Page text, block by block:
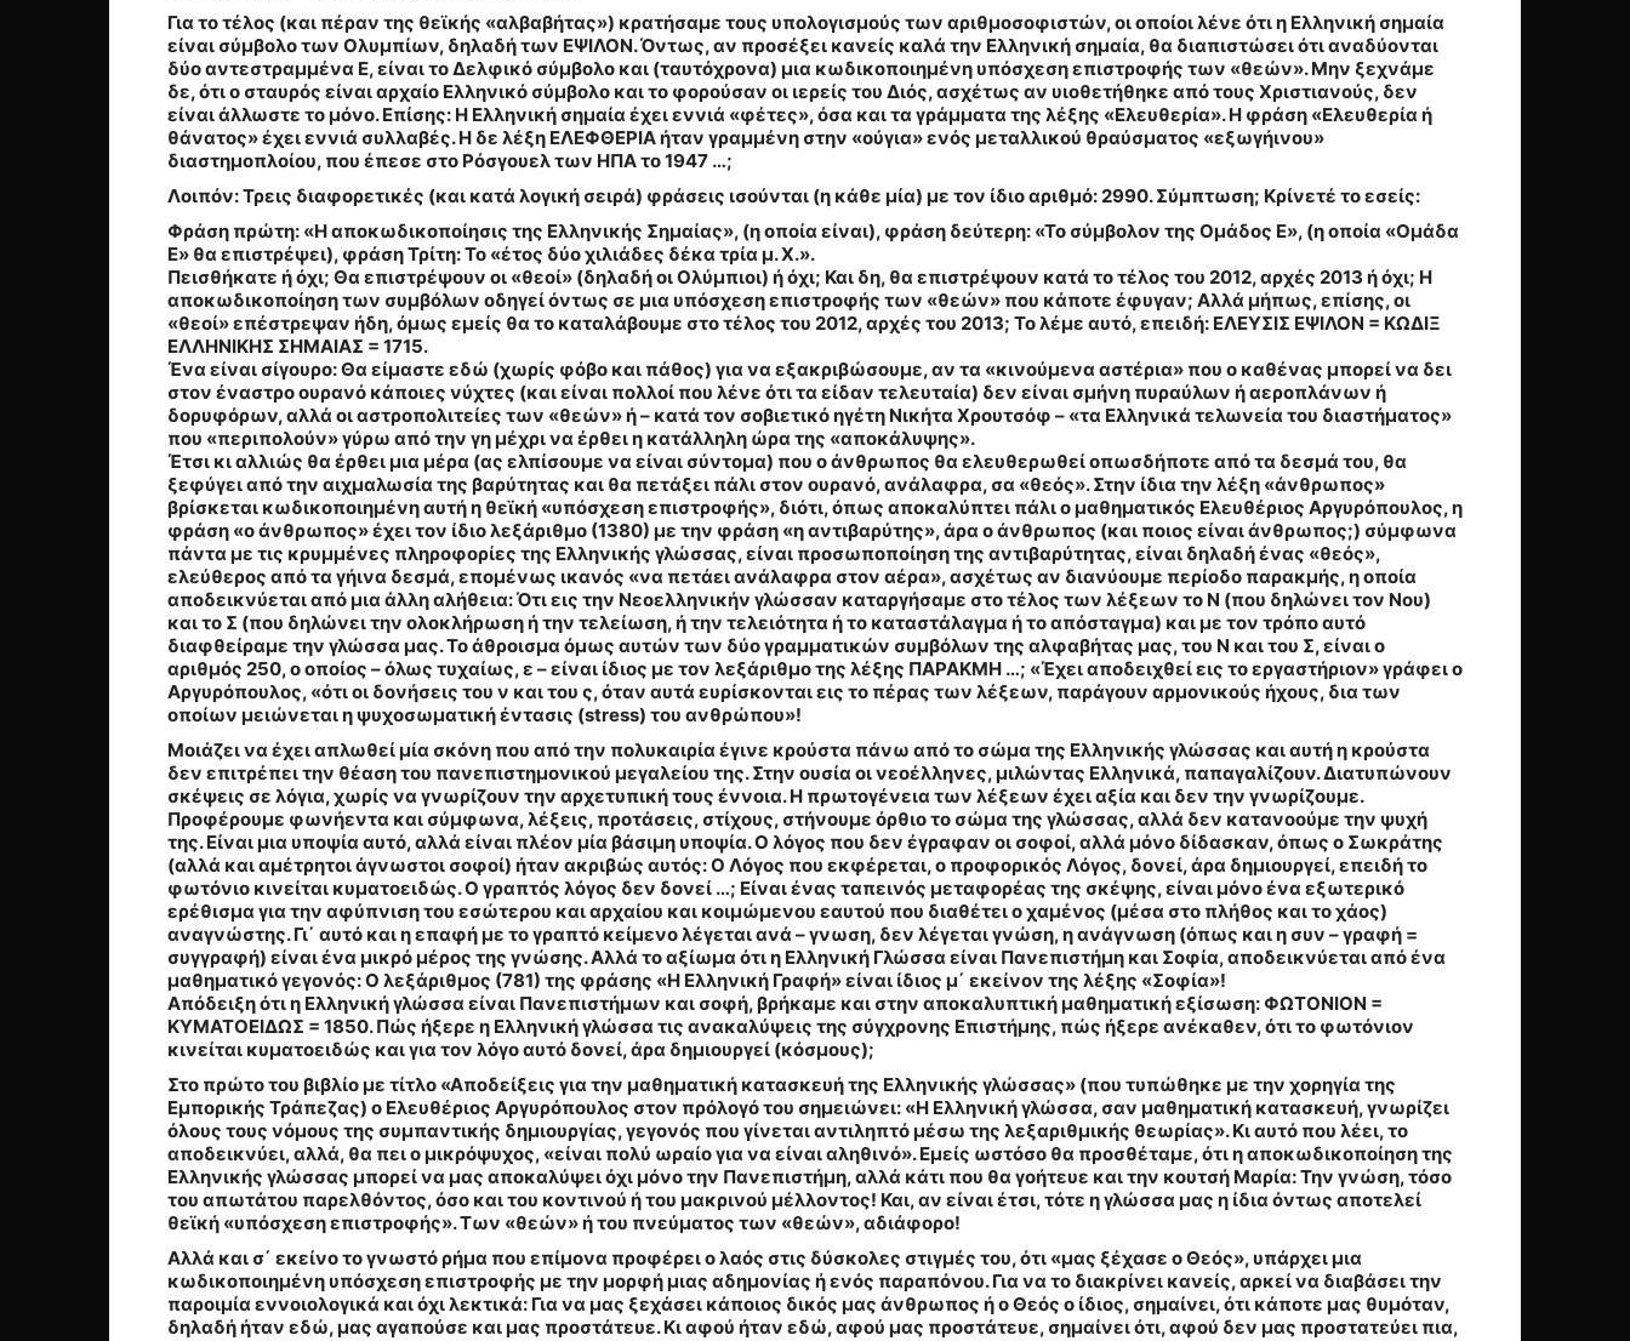
Για το τέλος (και πέραν της θεϊκής «αλβαβήτας») κρατήσαμε τους υπολογισμούς των αριθμοσοφιστών, οι οποίοι λένε ότι η Ελληνική σημαία
είναι σύμβολο των Ολυμπίων, δηλαδή των ΕΨΙΛΟΝ. Όντως, αν προσέξει κανείς καλά την Ελληνική σημαία, θα διαπιστώσει ότι αναδύονται
δύο αντεστραμμένα Ε, είναι το Δελφικό σύμβολο και (ταυτόχρονα) μια κωδικοποιημένη υπόσχεση επιστροφής των «θεών».Μην ξεχνάμε
δε, ότι ο σταυρός είναι αρχαίο Ελληνικό σύμβολο και το φορούσαν οι ιερείς του Διός, ασχέτως αν υιοθετήθηκε από τους Χριστιανούς, δεν
είναι άλλωστε το μόνο.Επίσης: Η Ελληνική σημαία έχει εννιά «φέτες», όσα και τα γράμματα της λέξης «Ελευθερία». Η φράση «Ελευθερία ή
θάνατος» έχει εννιά συλλαβές. Η δε λέξη ΕΛΕΦΘΕΡΙΑ ήταν γραμμένη στην «ούγια» ενός μεταλλικού θραύσματος «εξωγήινου»
διαστημοπλοίου, που έπεσε στο Ρόσγουελ των ΗΠΑ το 1947 …;
Λοιπόν: Τρεις διαφορετικές (και κατά λογική σειρά) φράσεις ισούνται (η κάθε μία) με τον ίδιο αριθμό: 2990. Σύμπτωση; Κρίνετέ το εσείς:
Φράση πρώτη: «Η αποκωδικοποίησις της Ελληνικής Σημαίας», (η οποία είναι), φράση δεύτερη: «Το σύμβολον της Ομάδος Ε», (η οποία «Ομάδα
Ε» θα επιστρέψει), φράση Τρίτη: Το «έτος δύο χιλιάδες δέκα τρία μ. Χ.».
Πεισθήκατε ή όχι; Θα επιστρέψουν οι «θεοί» (δηλαδή οι Ολύμπιοι) ή όχι; Και δη, θα επιστρέψουν κατά το τέλος του 2012, αρχές 2013 ή όχι; Η
αποκωδικοποίηση των συμβόλων οδηγεί όντως σε μια υπόσχεση επιστροφής των «θεών» που κάποτε έφυγαν; Αλλά μήπως, επίσης, οι
«θεοί» επέστρεψαν ήδη, όμως εμείς θα το καταλάβουμε στο τέλος του 2012, αρχές του 2013; Το λέμε αυτό, επειδή: ΕΛΕΥΣΙΣ ΕΨΙΛΟΝ = ΚΩΔΙΞ
ΕΛΛΗΝΙΚΗΣ ΣΗΜΑΙΑΣ = 1715.
Ένα είναι σίγουρο: Θα είμαστε εδώ (χωρίς φόβο και πάθος) για να εξακριβώσουμε, αν τα «κινούμενα αστέρια» που ο καθένας μπορεί να δει
στον έναστρο ουρανό κάποιες νύχτες (και είναι πολλοί που λένε ότι τα είδαν τελευταία) δεν είναι σμήνη πυραύλων ή αεροπλάνων ή
δορυφόρων, αλλά οι αστροπολιτείες των «θεών» ή – κατά τον σοβιετικό ηγέτη Νικήτα Χρουτσόφ – «τα Ελληνικά τελωνεία του διαστήματος»
που «περιπολούν» γύρω από την γη μέχρι να έρθει η κατάλληλη ώρα της «αποκάλυψης».
Έτσι κι αλλιώς θα έρθει μια μέρα (ας ελπίσουμε να είναι σύντομα) που ο άνθρωπος θα ελευθερωθεί οπωσδήποτε από τα δεσμά του, θα
ξεφύγει από την αιχμαλωσία της βαρύτητας και θα πετάξει πάλι στον ουρανό, ανάλαφρα, σα «θεός». Στην ίδια την λέξη «άνθρωπος»
βρίσκεται κωδικοποιημένη αυτή η θεϊκή «υπόσχεση επιστροφής», διότι, όπως αποκαλύπτει πάλι ο μαθηματικός Ελευθέριος Αργυρόπουλος, η
φράση «ο άνθρωπος» έχει τον ίδιο λεξάριθμο (1380) με την φράση «η αντιβαρύτης», άρα ο άνθρωπος (και ποιος είναι άνθρωπος;) σύμφωνα
πάντα με τις κρυμμένες πληροφορίες της Ελληνικής γλώσσας, είναι προσωποποίηση της αντιβαρύτητας, είναι δηλαδή ένας «θεός»,
ελεύθερος από τα γήινα δεσμά, επομένως ικανός «να πετάει ανάλαφρα στον αέρα», ασχέτως αν διανύουμε περίοδο παρακμής, η οποία
αποδεικνύεται από μια άλλη αλήθεια:Ότι εις την Νεοελληνικήν γλώσσαν καταργήσαμε στο τέλος των λέξεων το Ν (που δηλώνει τον Νου)
και το Σ (που δηλώνει την ολοκλήρωση ή την τελείωση, ή την τελειότητα ή το καταστάλαγμα ή το απόσταγμα) και με τον τρόπο αυτό
διαφθείραμε την γλώσσα μας.Το άθροισμα όμως αυτών των δύο γραμματικών συμβόλων της αλφαβήτας μας, του Ν και του Σ, είναι ο
αριθμός 250, ο οποίος – όλως τυχαίως, ε – είναι ίδιος με τον λεξάριθμο της λέξης ΠΑΡΑΚΜΗ …; «Έχει αποδειχθεί εις το εργαστήριον» γράφει ο
Αργυρόπουλος, «ότι οι δονήσεις του ν και του ς, όταν αυτά ευρίσκονται εις το πέρας των λέξεων, παράγουν αρμονικούς ήχους, δια των
οποίων μειώνεται η ψυχοσωματική έντασις (stress) του ανθρώπου»!
Μοιάζει να έχει απλωθεί μία σκόνη που από την πολυκαιρία έγινε κρούστα πάνω από το σώμα της Ελληνικής γλώσσας και αυτή η κρούστα
δεν επιτρέπει την θέαση του πανεπιστημονικού μεγαλείου της. Στην ουσία οι νεοέλληνες, μιλώντας Ελληνικά, παπαγαλίζουν. Διατυπώνουν
σκέψεις σε λόγια, χωρίς να γνωρίζουν την αρχετυπική τους έννοια. Η πρωτογένεια των λέξεων έχει αξία και δεν την γνωρίζουμε.
Προφέρουμε φωνήεντα και σύμφωνα, λέξεις, προτάσεις, στίχους, στήνουμε όρθιο το σώμα της γλώσσας, αλλά δεν κατανοούμε την ψυχή
της. Είναι μια υποψία αυτό, αλλά είναι πλέον μία βάσιμη υποψία. Ο λόγος που δεν έγραφαν οι σοφοί, αλλά μόνο δίδασκαν, όπως ο Σωκράτης
(αλλά και αμέτρητοι άγνωστοι σοφοί) ήταν ακριβώς αυτός: Ο Λόγος που εκφέρεται, ο προφορικός Λόγος, δονεί, άρα δημιουργεί, επειδή το
φωτόνιο κινείται κυματοειδώς. Ο γραπτός λόγος δεν δονεί …; Είναι ένας ταπεινός μεταφορέας της σκέψης, είναι μόνο ένα εξωτερικό
ερέθισμα για την αφύπνιση του εσώτερου και αρχαίου και κοιμώμενου εαυτού που διαθέτει ο χαμένος (μέσα στο πλήθος και το χάος)
αναγνώστης. Γι΄ αυτό και η επαφή με το γραπτό κείμενο λέγεται ανά – γνωση, δεν λέγεται γνώση, η ανάγνωση (όπως και η συν – γραφή =
συγγραφή) είναι ένα μικρό μέρος της γνώσης. Αλλά το αξίωμα ότι η Ελληνική Γλώσσα είναι Πανεπιστήμη και Σοφία, αποδεικνύεται από ένα
μαθηματικό γεγονός: Ο λεξάριθμος (781) της φράσης «Η Ελληνική Γραφή» είναι ίδιος μ΄ εκείνον της λέξης «Σοφία»!
Απόδειξη ότι η Ελληνική γλώσσα είναι Πανεπιστήμων και σοφή, βρήκαμε και στην αποκαλυπτική μαθηματική εξίσωση: ΦΩΤΟΝΙΟΝ =
ΚΥΜΑΤΟΕΙΔΩΣ = 1850. Πώς ήξερε η Ελληνική γλώσσα τις ανακαλύψεις της σύγχρονης Επιστήμης, πώς ήξερε ανέκαθεν, ότι το φωτόνιον
κινείται κυματοειδώς και για τον λόγο αυτό δονεί, άρα δημιουργεί (κόσμους);
Στο πρώτο του βιβλίο με τίτλο «Αποδείξεις για την μαθηματική κατασκευή της Ελληνικής γλώσσας» (που τυπώθηκε με την χορηγία της
Εμπορικής Τράπεζας) ο Ελευθέριος Αργυρόπουλος στον πρόλογό του σημειώνει: «Η Ελληνική γλώσσα, σαν μαθηματική κατασκευή, γνωρίζει
όλους τους νόμους της συμπαντικής δημιουργίας, γεγονός που γίνεται αντιληπτό μέσω της λεξαριθμικής θεωρίας». Κι αυτό που λέει, το
αποδεικνύει, αλλά, θα πει ο μικρόψυχος, «είναι πολύ ωραίο για να είναι αληθινό». Εμείς ωστόσο θα προσθέταμε, ότι η αποκωδικοποίηση της
Ελληνικής γλώσσας μπορεί να μας αποκαλύψει όχι μόνο την Πανεπιστήμη, αλλά κάτι που θα γοήτευε και την κουτσή Μαρία: Την γνώση, τόσο
του απωτάτου παρελθόντος, όσο και του κοντινού ή του μακρινού μέλλοντος! Και, αν είναι έτσι, τότε η γλώσσα μας η ίδια όντως αποτελεί
θεϊκή «υπόσχεση επιστροφής». Των «θεών» ή του πνεύματος των «θεών», αδιάφορο!
Αλλά και σ΄ εκείνο το γνωστό ρήμα που επίμονα προφέρει ο λαός στις δύσκολες στιγμές του, ότι «μας ξέχασε ο Θεός», υπάρχει μια
κωδικοποιημένη υπόσχεση επιστροφής με την μορφή μιας αδημονίας ή ενός παραπόνου. Για να το διακρίνει κανείς, αρκεί να διαβάσει την
παροιμία εννοιολογικά και όχι λεκτικά: Για να μας ξεχάσει κάποιος δικός μας άνθρωπος ή ο Θεός ο ίδιος, σημαίνει, ότι κάποτε μας θυμόταν,
δηλαδή ήταν εδώ, μας αγαπούσε και μας προστάτευε. Κι αφού ήταν εδώ, αφού μας προστάτευε, σημαίνει ότι, αφού δεν μας προστατεύει πια,